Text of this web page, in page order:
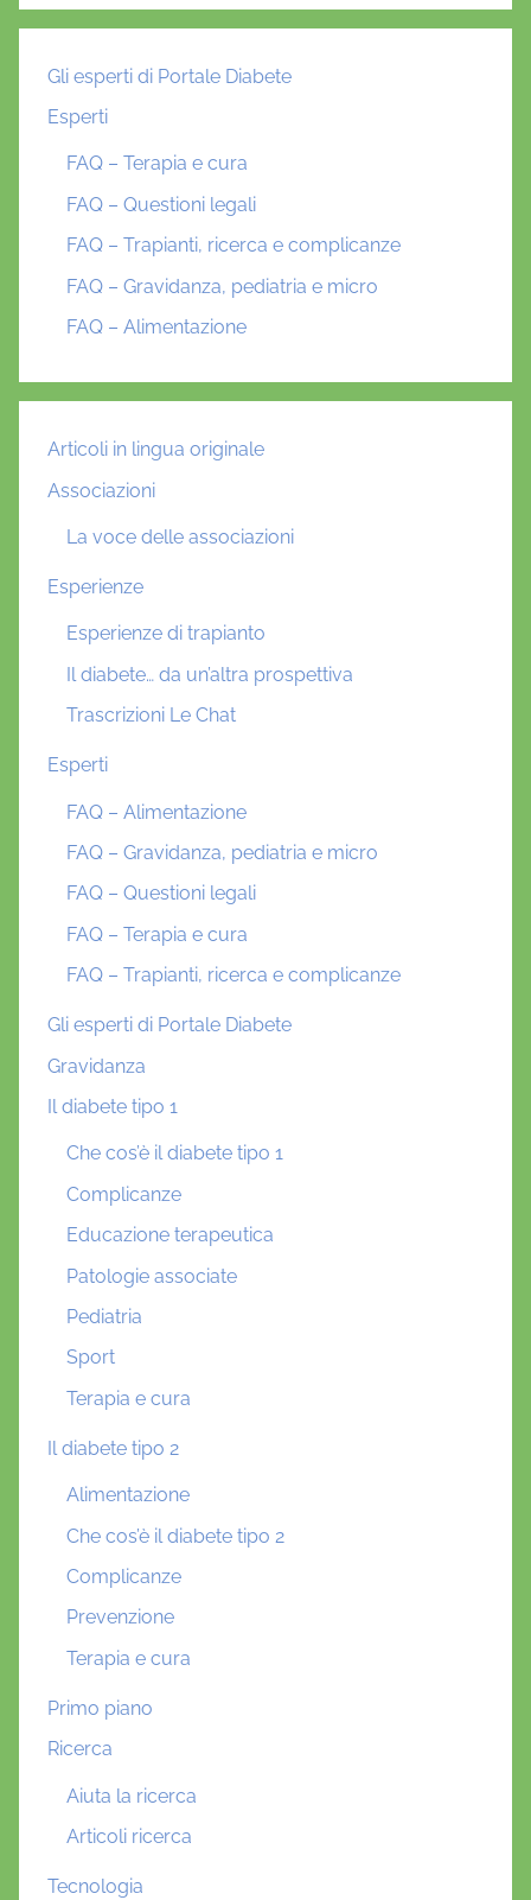
Gli esperti di Portale Diabete
Esperti
FAQ – Terapia e cura
FAQ – Questioni legali
FAQ – Trapianti, ricerca e complicanze
FAQ – Gravidanza, pediatria e micro
FAQ – Alimentazione
Articoli in lingua originale
Associazioni
La voce delle associazioni
Esperienze
Esperienze di trapianto
Il diabete… da un’altra prospettiva
Trascrizioni Le Chat
Esperti
FAQ – Alimentazione
FAQ – Gravidanza, pediatria e micro
FAQ – Questioni legali
FAQ – Terapia e cura
FAQ – Trapianti, ricerca e complicanze
Gli esperti di Portale Diabete
Gravidanza
Il diabete tipo 1
Che cos’è il diabete tipo 1
Complicanze
Educazione terapeutica
Patologie associate
Pediatria
Sport
Terapia e cura
Il diabete tipo 2
Alimentazione
Che cos’è il diabete tipo 2
Complicanze
Prevenzione
Terapia e cura
Primo piano
Ricerca
Aiuta la ricerca
Articoli ricerca
Tecnologia